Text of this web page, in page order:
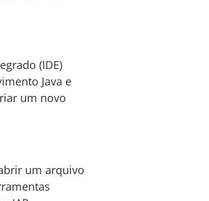
(IDE)
Java e
um novo
um arquivo